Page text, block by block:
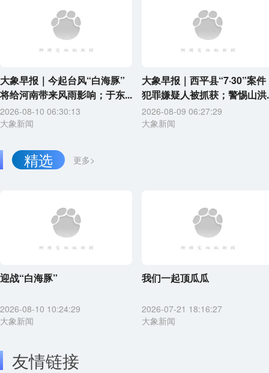
大象早报｜今起台风“白海豚”
将给河南带来风雨影响；于东...
2026-08-10 06:30:13
大象新闻
大象早报｜西平县“7·30”案件
犯罪嫌疑人被抓获；警惕山洪
2026-08-09 06:27:29
大象新闻
更多>
精选
迎战“白海豚”
2026-08-10 10:24:29
大象新闻
我们一起顶瓜瓜
2026-07-21 18:16:27
大象新闻
友情链接